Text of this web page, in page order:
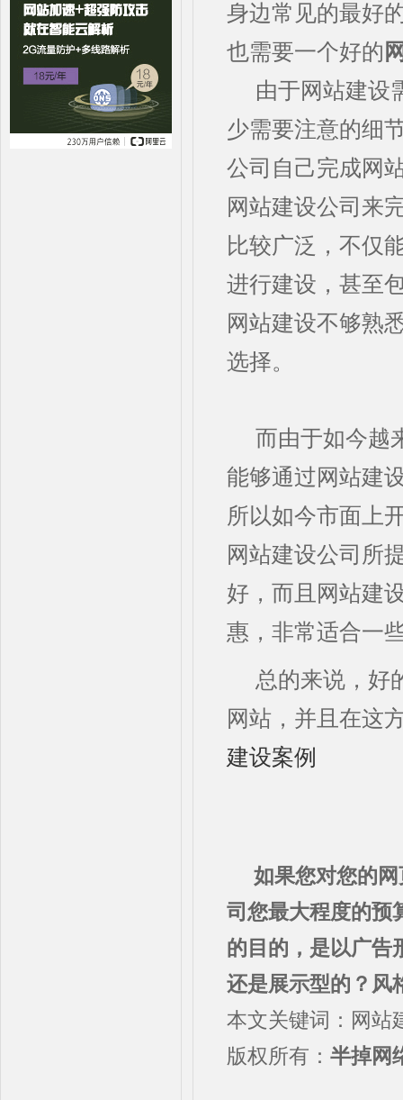
身边常见的最好
也需要一个好的
由于网站建设
少需要注意的细
公司自己完成网
网站建设公司来
比较广泛，不仅
进行建设，甚至
网站建设不够熟
选择。
而由于如今越
能够通过网站建
所以如今市面上
网站建设公司所
好，而且网站建
惠，非常适合一
总的来说，好
网站，并且在这
建设案例
如果您对您的
司您最大程度的预
的目的，是以广告
还是展示型的？风
本文关键词：网站
版权所有： 半掉网